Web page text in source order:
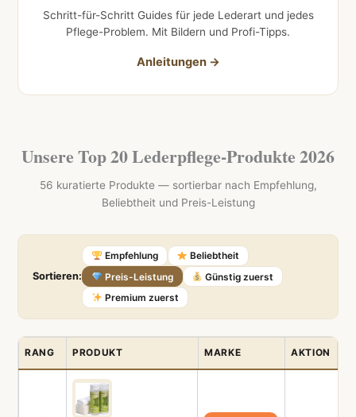
Schritt-für-Schritt Guides für jede Lederart und jedes
Pflege-Problem. Mit Bildern und Profi-Tipps.
Anleitungen →
Unsere Top 20 Lederpflege-Produkte 2026
56 kuratierte Produkte — sortierbar nach Empfehlung,
Beliebtheit und Preis-Leistung
Sortieren:
Empfehlung
Beliebtheit
Preis-Leistung
Günstig zuerst
Premium zuerst
RANG PRODUKT MARKE AKTION